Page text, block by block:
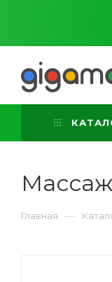
Главная —